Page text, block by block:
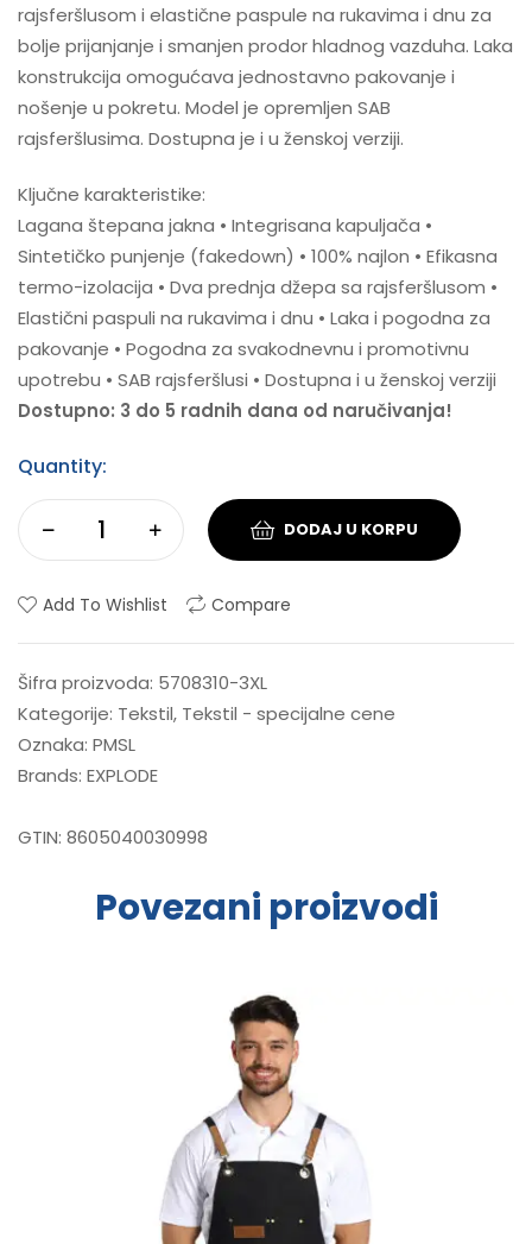
rajsferšlusom i elastične paspule na rukavima i dnu za
bolje prijanjanje i smanjen prodor hladnog vazduha. Laka
konstrukcija omogućava jednostavno pakovanje i
nošenje u pokretu. Model je opremljen SAB
rajsferšlusima. Dostupna je i u ženskoj verziji.
Ključne karakteristike:
Lagana štepana jakna • Integrisana kapuljača •
Sintetičko punjenje (fakedown) • 100% najlon • Efikasna
termo-izolacija • Dva prednja džepa sa rajsferšlusom •
Elastični paspuli na rukavima i dnu • Laka i pogodna za
pakovanje • Pogodna za svakodnevnu i promotivnu
upotrebu • SAB rajsferšlusi • Dostupna i u ženskoj verziji
Dostupno: 3 do 5 radnih dana od naručivanja!
Quantity:
DODAJ U KORPU
Add To Wishlist Compare
Šifra proizvoda: 5708310-3XL
Kategorije: Tekstil, Tekstil - specijalne cene
Oznaka: PMSL
Brands: EXPLODE
GTIN: 8605040030998
Povezani proizvodi